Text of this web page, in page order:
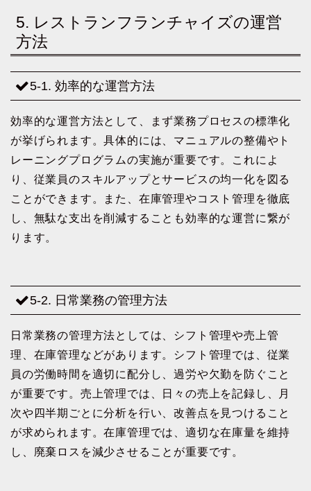
5. レストランフランチャイズの運営
方法
5-1. 効率的な運営方法
効率的な運営方法として、まず業務プロセスの標準化
が挙げられます。具体的には、マニュアルの整備やト
レーニングプログラムの実施が重要です。これによ
り、従業員のスキルアップとサービスの均一化を図る
ことができます。また、在庫管理やコスト管理を徹底
し、無駄な支出を削減することも効率的な運営に繋が
ります。
5-2. 日常業務の管理方法
日常業務の管理方法としては、シフト管理や売上管
理、在庫管理などがあります。シフト管理では、従業
員の労働時間を適切に配分し、過労や欠勤を防ぐこと
が重要です。売上管理では、日々の売上を記録し、月
次や四半期ごとに分析を行い、改善点を見つけること
が求められます。在庫管理では、適切な在庫量を維持
し、廃棄ロスを減少させることが重要です。